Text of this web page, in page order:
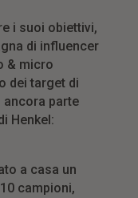
i suoi obiettivi,
di influencer
& micro
dei target di
ancora parte
Henkel:
a casa un
campioni,